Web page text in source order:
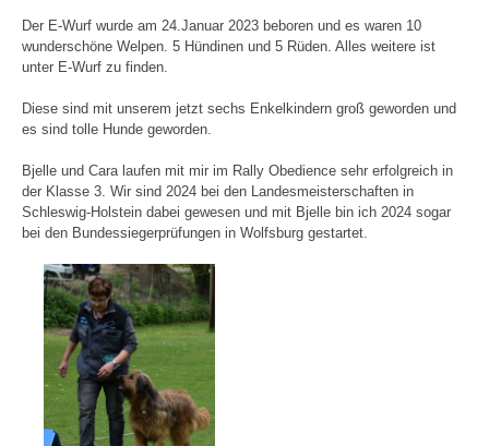
Der E-Wurf wurde am 24.Januar 2023 beboren und es waren 10
wunderschöne Welpen. 5 Hündinen und 5 Rüden. Alles weitere ist
unter E-Wurf zu finden.
Diese sind mit unserem jetzt sechs Enkelkindern groß geworden und
es sind tolle Hunde geworden.
Bjelle und Cara laufen mit mir im Rally Obedience sehr erfolgreich in
der Klasse 3. Wir sind 2024 bei den Landesmeisterschaften in
Schleswig-Holstein dabei gewesen und mit Bjelle bin ich 2024 sogar
bei den Bundessiegerprüfungen in Wolfsburg gestartet.